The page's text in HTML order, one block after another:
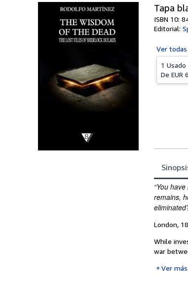
Tapa
ISBN 10:
Editorial:
Ver todas
1 Usado
De EUR
Sinopsis
“You
remains,
London,
While
war
Ver más